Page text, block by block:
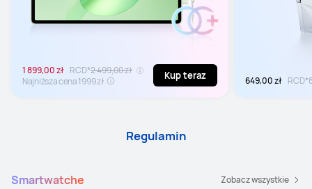
1 899,00 zł RCD*2 499,00 zł
Najniższa cena 1999 zł
Kup teraz 649,00 zł RCD*
Regulamin
Smartwatche Zobacz wszystkie